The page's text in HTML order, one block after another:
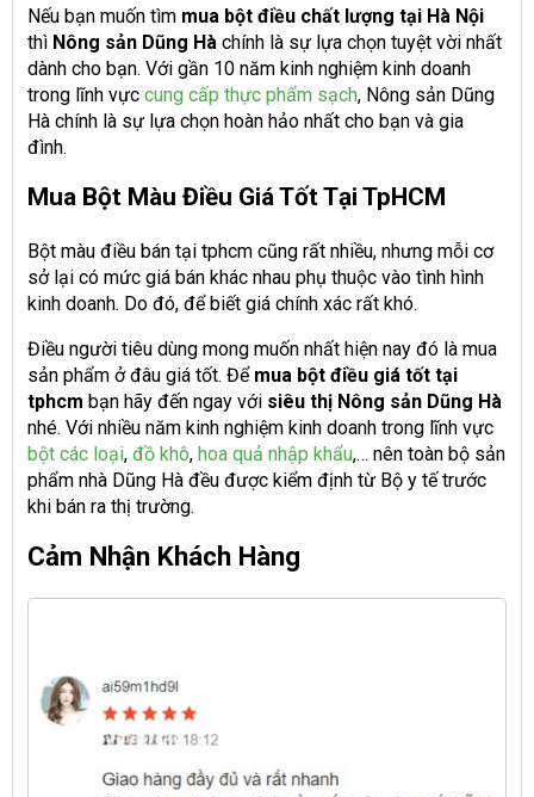
Nếu bạn muốn tìm mua bột điều chất lượng tại Hà Nội
thì Nông sản Dũng Hà chính là sự lựa chọn tuyệt vời nhất
dành cho bạn. Với gần 10 năm kinh nghiệm kinh doanh
trong lĩnh vực cung cấp thực phẩm sạch, Nông sản Dũng
Hà chính là sự lựa chọn hoàn hảo nhất cho bạn và gia
đình.
Mua Bột Màu Điều Giá Tốt Tại TpHCM
Bột màu điều bán tại tphcm cũng rất nhiều, nhưng mỗi cơ
sở lại có mức giá bán khác nhau phụ thuộc vào tình hình
kinh doanh. Do đó, để biết giá chính xác rất khó.
Điều người tiêu dùng mong muốn nhất hiện nay đó là mua
sản phẩm ở đâu giá tốt. Để mua bột điều giá tốt tại
tphcm bạn hãy đến ngay với siêu thị Nông sản Dũng Hà
nhé. Với nhiều năm kinh nghiệm kinh doanh trong lĩnh vực
bột các loại, đồ khô, hoa quả nhập khẩu,… nên toàn bộ sản
phẩm nhà Dũng Hà đều được kiểm định từ Bộ y tế trước
khi bán ra thị trường.
Cảm Nhận Khách Hàng